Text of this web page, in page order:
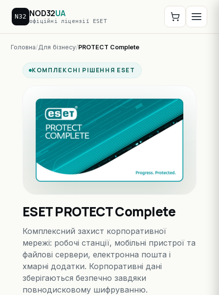
N32 NOD32UA
офіційні ліцензії ESET
Головна Для бізнесу PROTECT Complete
КОМПЛЕКСНІ РІШЕННЯ ESET
ESET PROTECT Complete
Комплексний захист корпоративної
мережі: робочі станції, мобільні пристрої та
файлові сервери, електронна пошта і
хмарні додатки. Корпоративні дані
зберігаються безпечно завдяки
повнодисковому шифруванню.